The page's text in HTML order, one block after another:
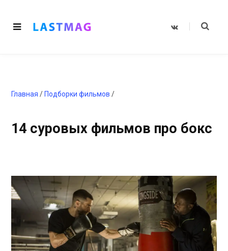
V
Главная / Подборки фильмов /
14 суровых фильмов про бокс